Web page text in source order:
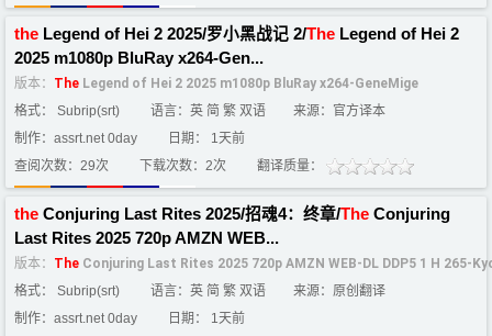
the Legend of Hei 2 2025/罗小黑战记 2/The Legend of Hei 2
2025 m1080p BluRay x264-Gen...
版本： The Legend of Hei 2 2025 m1080p BluRay x264-GeneMige
格式： Subrip(srt)
语言：英 简 繁 双语
来源：官方译本
制作：assrt.net 0day
日期： 1天前
查阅次数：29次
下载次数：2次 翻译质量：
the Conjuring Last Rites 2025/招魂4：终章/The Conjuring
Last Rites 2025 720p AMZN WEB...
版本： The Conjuring Last Rites 2025 720p AMZN WEB-DL DDP5 1 H 265-
格式： Subrip(srt)
语言：英 简 繁 双语
来源：原创翻译
制作：assrt.net 0day
日期： 1天前